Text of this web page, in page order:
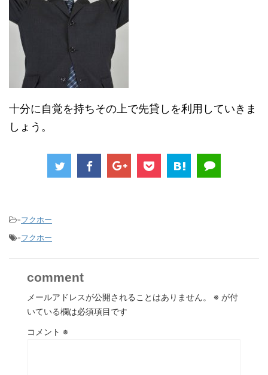
十分に自覚を持ちその上で先貸しを利用していきま
しょう。
-フクホー
-フクホー
comment
メールアドレスが公開されることはありません。 ※ が付
いている欄は必須項目です
コメント ※